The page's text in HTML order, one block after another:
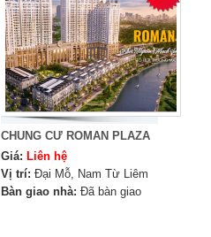
CHUNG CƯ ROMAN PLAZA
Giá: Liên hệ
Vị trí: Đại Mỗ, Nam Từ Liêm
Bàn giao nhà: Đã bàn giao